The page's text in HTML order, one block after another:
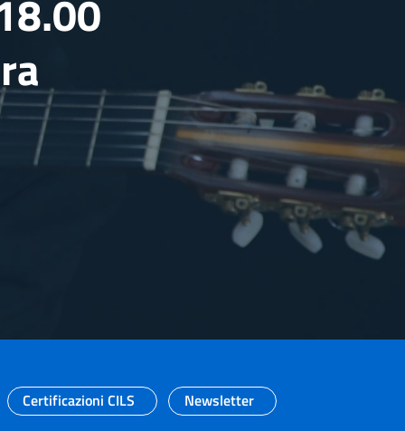
Certificazioni CILS Newsletter